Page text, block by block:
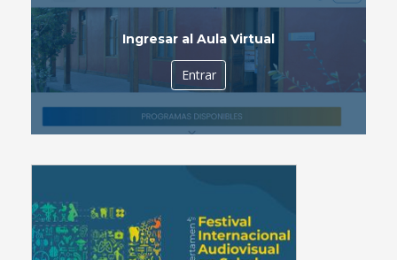
Ingresar al Aula Virtual
Entrar